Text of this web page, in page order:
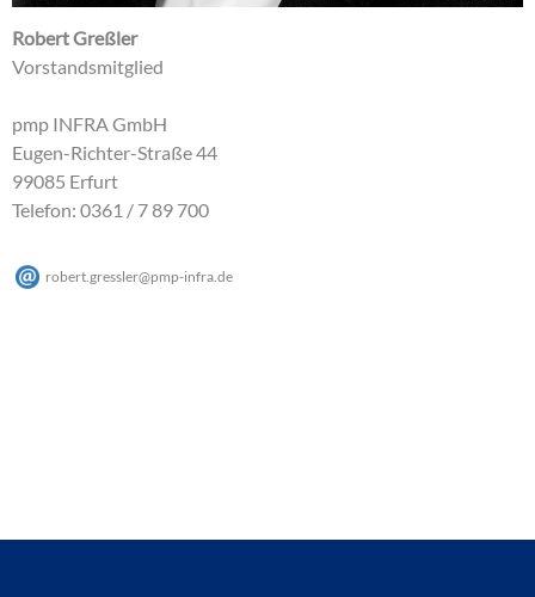
Robert Greßler
Vorstandsmitglied
pmp INFRA GmbH
Eugen-Richter-Straße 44
99085 Erfurt
Telefon: 0361 / 7 89 700
robert.gressler@pmp-infra.de